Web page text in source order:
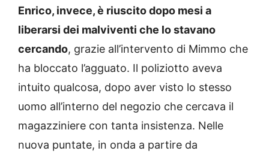
Enrico, invece, è riuscito dopo mesi a
liberarsi dei malviventi che lo stavano
cercando, grazie all’intervento di Mimmo che
ha bloccato l’agguato. Il poliziotto aveva
intuito qualcosa, dopo aver visto lo stesso
uomo all’interno del negozio che cercava il
magazziniere con tanta insistenza. Nelle
nuova puntate, in onda a partire da